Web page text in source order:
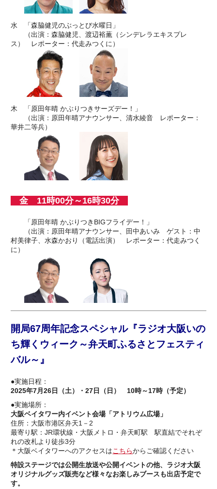
水 「森脇健児のぶっとび水曜日」
（出演：森脇健児、渡辺裕薫（シンデレラエキスプレ
ス） レポーター：代走みつくに）
木 「原田年晴 かぶりつきサーズデー！」
（出演：原田年晴アナウンサー、清水綾音 レポーター：
華井二等兵）
金 11時00分～16時30分
「原田年晴 かぶりつきBIGフライデー！」
（出演：原田年晴アナウンサー、田中あいみ ゲスト：中
村美律子、水森かおり（電話出演） レポーター：代走みつく
に）
開局67周年記念スペシャル『ラジオ大阪いの
ち輝くウィーク～弁天町ふるさとフェスティ
バル～』
●実施日程：
2025年7月26日（土）・27日（日） 10時～17時（予定）
●実施場所：
大阪ベイタワー内イベント会場「アトリウム広場」
住所：大阪市港区弁天1－2
最寄り駅：JR環状線・大阪メトロ・弁天町駅 駅直結でそれぞ
れの改札より徒歩3分
＊大阪ベイタワーへのアクセスはこちらからご確認ください
特設ステージでは公開生放送や公開イベントの他、ラジオ大阪
オリジナルグッズ販売など様々なお楽しみブースも出店予定で
す。